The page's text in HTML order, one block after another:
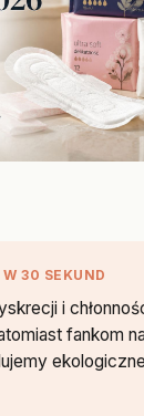
30 SEKUND
i
fankom